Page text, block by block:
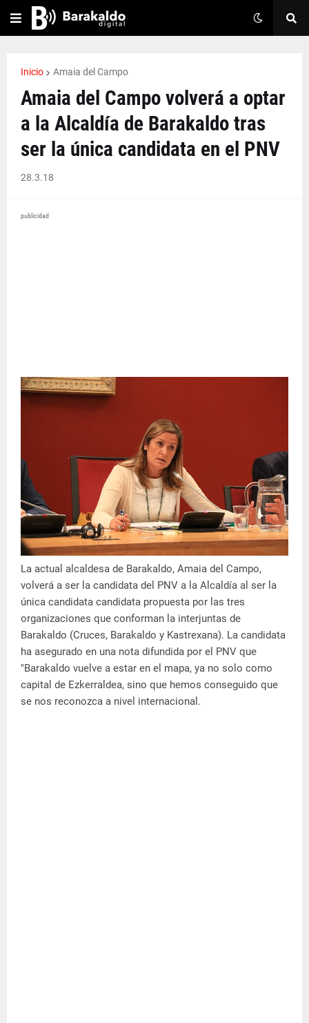
Inicio Amaia del Campo
Amaia del Campo volverá a optar
a la Alcaldía de Barakaldo tras
ser la única candidata en el PNV
28.3.18
publicidad
La actual alcaldesa de Barakaldo, Amaia del Campo,
volverá a ser la candidata del PNV a la Alcaldía al ser la
única candidata candidata propuesta por las tres
organizaciones que conforman la interjuntas de
Barakaldo (Cruces, Barakaldo y Kastrexana). La candidata
ha asegurado en una nota difundida por el PNV que
"Barakaldo vuelve a estar en el mapa, ya no solo como
capital de Ezkerraldea, sino que hemos conseguido que
se nos reconozca a nivel internacional.